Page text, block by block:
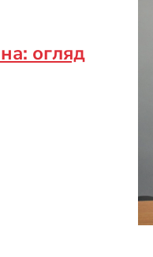
огляд